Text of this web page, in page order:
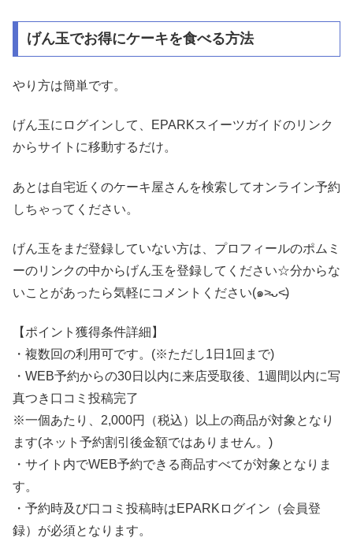
げん玉でお得にケーキを食べる方法
やり方は簡単です。
げん玉にログインして、EPARKスイーツガイドのリンク
からサイトに移動するだけ。
あとは自宅近くのケーキ屋さんを検索してオンライン予約
しちゃってください。
げん玉をまだ登録していない方は、プロフィールのポムミ
ーのリンクの中からげん玉を登録してください☆分からな
いことがあったら気軽にコメントください(๑˃̵ᴗ˂̵)
【ポイント獲得条件詳細】
・複数回の利用可です。(※ただし1日1回まで)
・WEB予約からの30日以内に来店受取後、1週間以内に写
真つき口コミ投稿完了
※一個あたり、2,000円（税込）以上の商品が対象となり
ます(ネット予約割引後金額ではありません。)
・サイト内でWEB予約できる商品すべてが対象となりま
す。
・予約時及び口コミ投稿時はEPARKログイン（会員登
録）が必須となります。